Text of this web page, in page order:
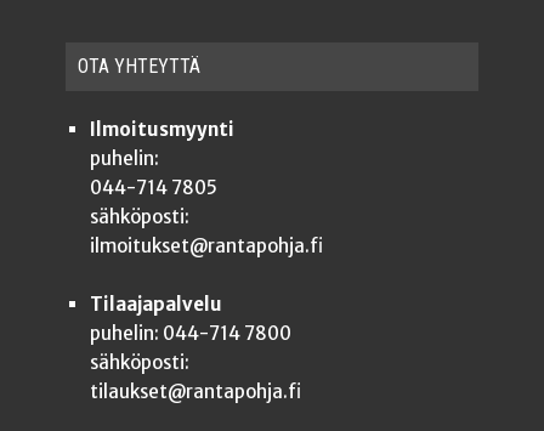
OTA YHTEYT­TÄ
Ilmoitusmyynti
puhelin:
044-714 7805
sähköposti:
ilmoitukset@rantapohja.fi
Tilaajapalvelu
puhelin: 044-714 7800
sähköposti:
tilaukset@rantapohja.fi